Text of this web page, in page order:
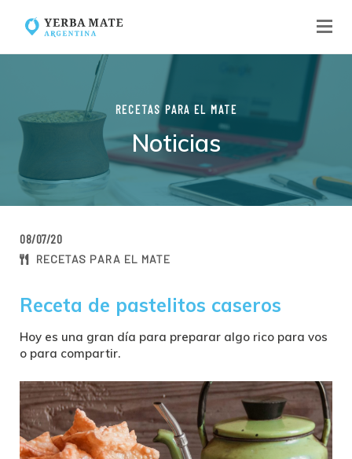
RECETAS PARA EL MATE
Noticias
08/07/20
RECETAS PARA EL MATE
Receta de pastelitos caseros
Hoy es una gran día para preparar algo rico para vos
o para compartir.